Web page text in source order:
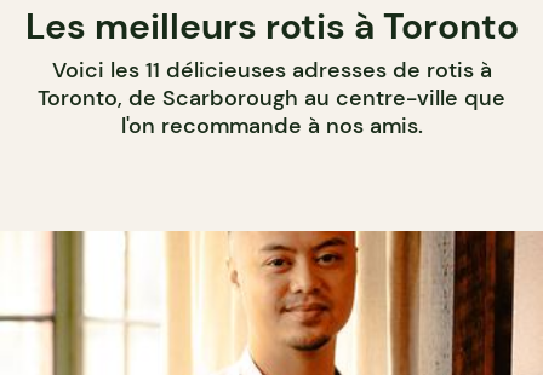
Les meilleurs rotis à Toronto
Voici les 11 délicieuses adresses de rotis à
Toronto, de Scarborough au centre-ville que
l'on recommande à nos amis.